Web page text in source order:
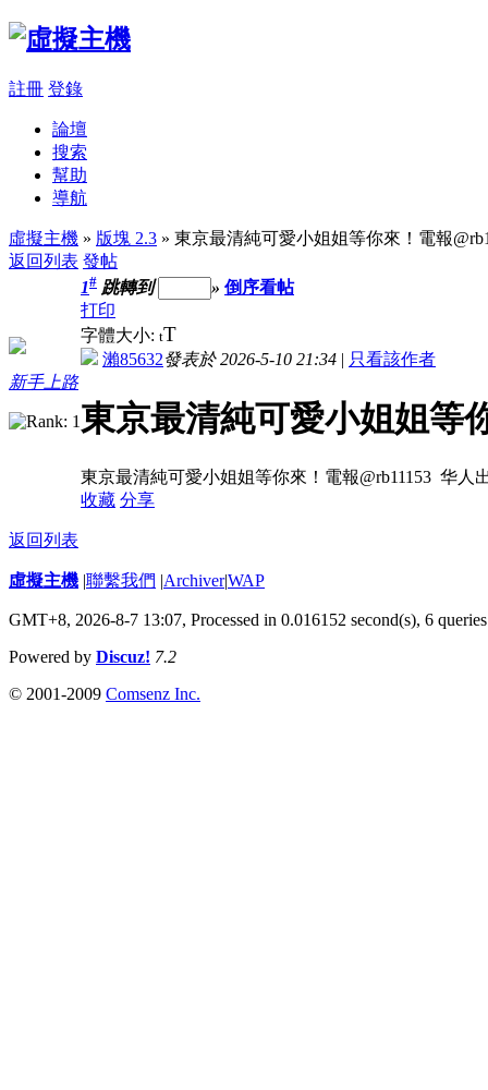
註冊 登錄
論壇
搜索
幫助
導航
虛擬主機 » 版塊 2.3 » 東京最清純可愛小姐姐等你來！電報
返回列表 發帖
新手上路
1# 跳轉到 » 倒序看帖
打印
字體大小: tT
瀨85632發表於 2026-5-10 21:34 | 只看該作者
東京最清純可愛小姐姐等
東京最清純可愛小姐姐等你來！電報@rb11153 华人
收藏 分享
返回列表
虛擬主機 |聯繫我們 |Archiver|WAP
GMT+8, 2026-8-7 13:07, Processed in 0.016152 second(s), 6 queries
Powered by Discuz! 7.2
© 2001-2009 Comsenz Inc.